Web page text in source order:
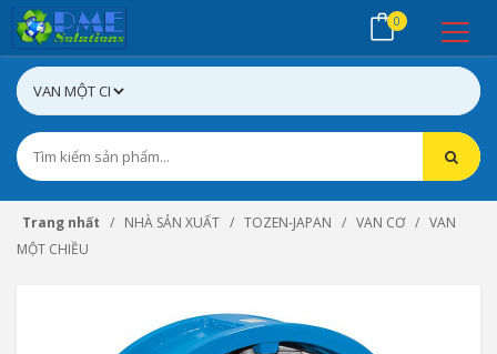
0
Trang nhất NHÀ SẢN XUẤT TOZEN-JAPAN VAN CƠ
VAN
MỘT CHIỀU